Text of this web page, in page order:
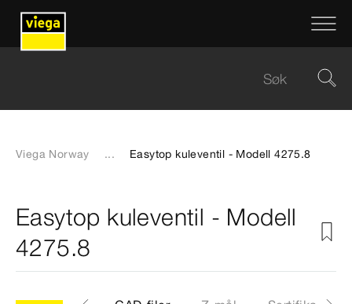
Viega Norway ... Easytop kuleventil - Modell 4275.8
Easytop kuleventil - Modell
4275.8